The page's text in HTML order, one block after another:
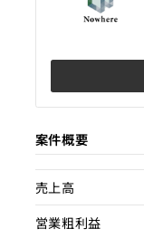
案件概要
売上高
営業粗利益